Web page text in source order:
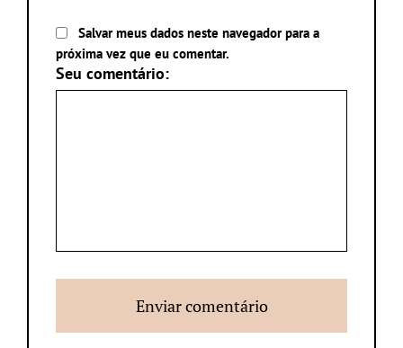
Salvar meus dados neste navegador para a
próxima vez que eu comentar.
Seu comentário: